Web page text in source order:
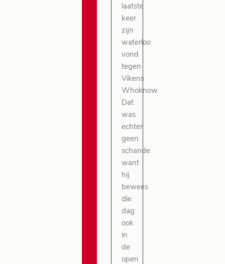
laatste
keer
zijn
waterloo
vond
tegen
Vikens
Whoknow.
Dat
was
echter
geen
schande
want
hij
bewees
die
dag
ook
in
de
open